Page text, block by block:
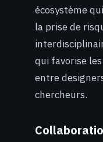
écosystème
la prise de
qui favorise
entre
chercheurs.